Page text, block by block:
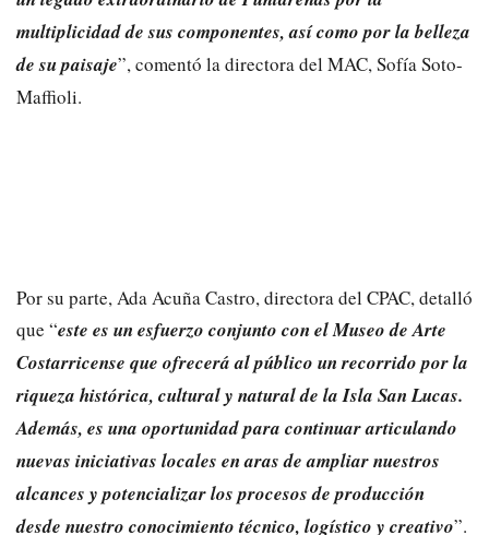
multiplicidad de sus componentes, así como por la belleza
de su paisaje”, comentó la directora del MAC, Sofía Soto-
Maffioli.
Por su parte, Ada Acuña Castro, directora del CPAC, detalló
que “este es un esfuerzo conjunto con el Museo de Arte
Costarricense que ofrecerá al público un recorrido por la
riqueza histórica, cultural y natural de la Isla San Lucas.
Además, es una oportunidad para continuar articulando
nuevas iniciativas locales en aras de ampliar nuestros
alcances y potencializar los procesos de producción
desde nuestro conocimiento técnico, logístico y creativo”.